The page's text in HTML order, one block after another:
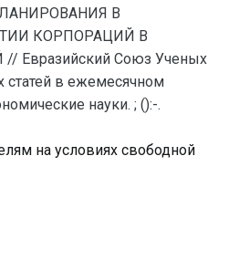
В
КОРПОРАЦИЙ В
Евразийский Союз Ученых
статей в ежемесячном
науки. ; ():-.
на условиях свободной